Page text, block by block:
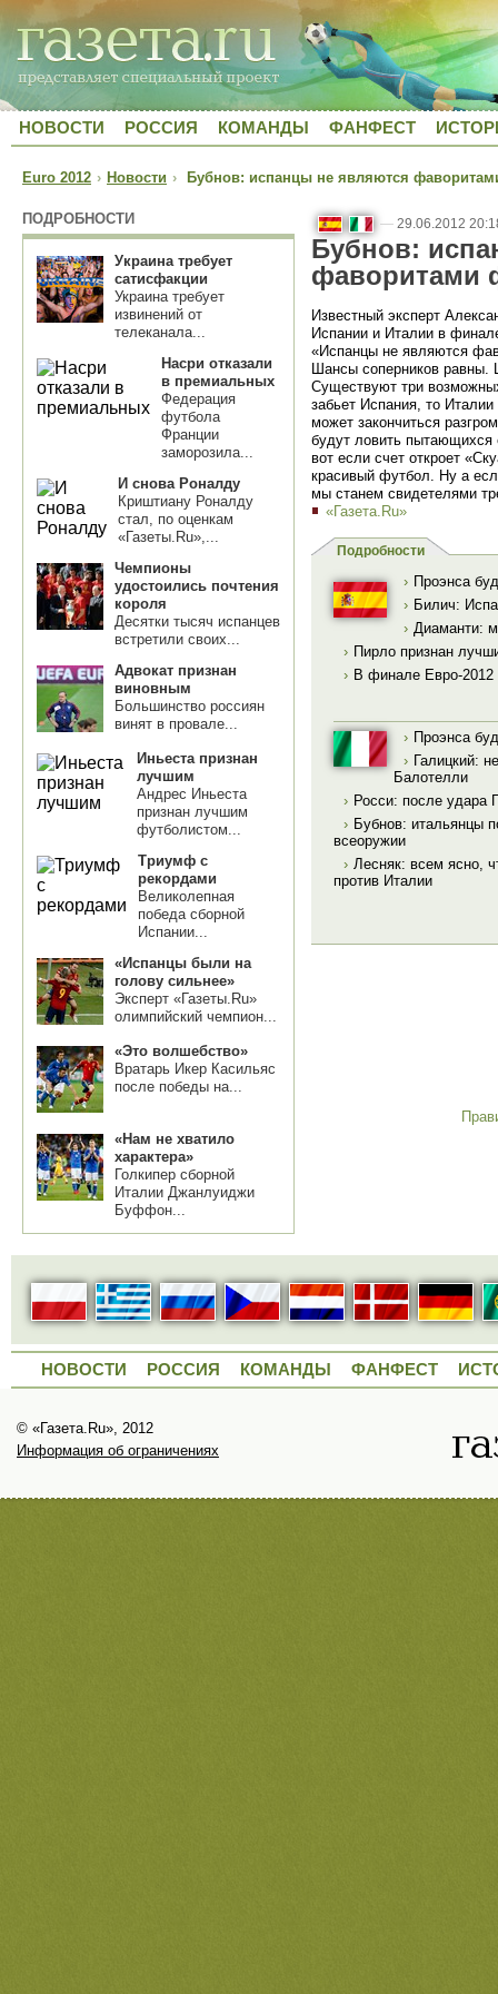
НОВОСТИ РОССИЯ КОМАНДЫ ФАНФЕСТ
Euro 2012 › Новости › Бубнов: испанцы не являются
ПОДРОБНОСТИ
Украина требует
сатисфакции
Украина требует
извинений от
телеканала...
Насри отказали
в премиальных
Федерация
футбола
Франции
заморозила...
И снова Роналду
Криштиану Роналду
стал, по оценкам
«Газеты.Ru»,...
Чемпионы
удостоились почтения
короля
Десятки тысяч испанцев
встретили своих...
Адвокат признан
виновным
Большинство россиян
винят в провале...
Иньеста признан
лучшим
Андрес Иньеста
признан лучшим
футболистом...
Триумф с
рекордами
Великолепная
победа сборной
Испании...
«Испанцы были на
голову сильнее»
Эксперт «Газеты.Ru»
олимпийский чемпион...
«Это волшебство»
Вратарь Икер Касильяс
после победы на...
«Нам не хватило
характера»
Голкипер сборной
Италии Джанлуиджи
Буффон...
— 29.06.2012
Бубнов:
фаворитами
Известный эксперт
Испании и Италии в
«Испанцы не являются
Шансы соперников равны.
Существуют три
забьет Испания, то
может закончиться
будут ловить пытающихся
вот если счет откроет
красивый футбол. Ну а
мы станем свидетелями
«Газета.Ru»
Подробности
› Проэнса
› Билич:
› Диаманти:
› Пирло признан
› В финале Евро-2012
› Проэнса
› Галицкий:
Балотелли
› Росси: после удара
› Бубнов: итальянцы
всеоружии
› Лесняк: всем ясно,
против Италии
НОВОСТИ РОССИЯ КОМАНДЫ ФАНФЕСТ
© «Газета.Ru», 2012
Информация об ограничениях